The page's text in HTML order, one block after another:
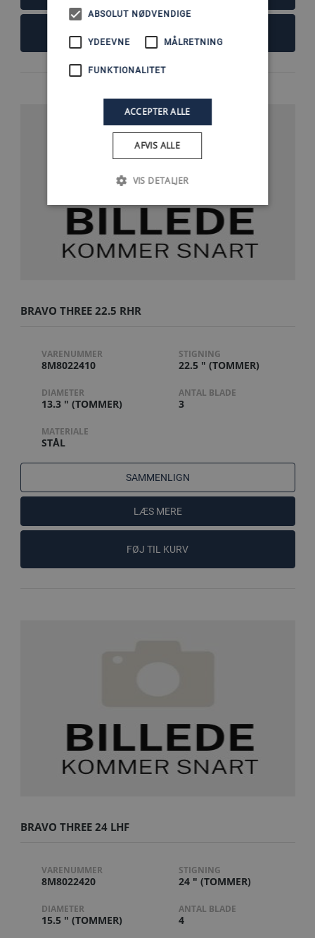
FØJ TIL KURV
BRAVO THREE 22.5 RHR
VARENUMMER
8M8022410
STIGNING
22.5 " (TOMMER)
DIAMETER
13.3 " (TOMMER)
ANTAL BLADE
3
MATERIALE
STÅL
SAMMENLIGN
LÆS MERE
FØJ TIL KURV
BRAVO THREE 24 LHF
VARENUMMER
8M8022420
STIGNING
24 " (TOMMER)
DIAMETER
15.5 " (TOMMER)
ANTAL BLADE
4
ABSOLUT NØDVENDIGE
YDEEVNE MÅLRETNING
FUNKTIONALITET
ACCEPTER ALLE
AFVIS ALLE
VIS DETALJER